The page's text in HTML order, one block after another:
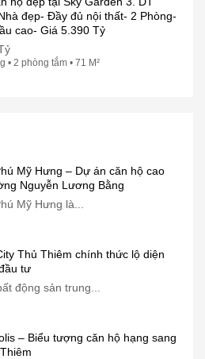
đẹp- Đầy đủ nội thất- 2 Phòng-
cao- Giá 5.390 Tỷ
• 2 phòng tắm • 71 M²
Mỹ Hưng – Dự án căn hộ cao
Nguyễn Lương Bằng
Mỹ Hưng là...
Thủ Thiêm chính thức lộ diện
tư
động sản trung...
– Biểu tượng căn hộ hạng sang